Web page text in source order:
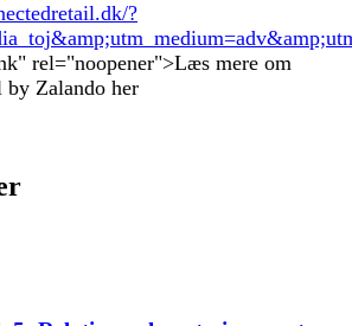
?
rel="noopener">Læs mere om
by Zalando her